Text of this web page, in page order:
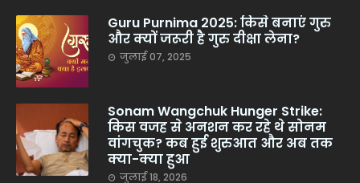
Guru Purnima 2025: किसे बनाएं गुरु
और क्यों जरूरी है गुरु दीक्षा लेना?
जुलाई 07, 2025
Sonam Wangchuk Hunger Strike:
किस वजह से अनशन कर रहे थे सोनम
वांगचुक? कब हुई शुरुआत और अब तक
क्या-क्या हुआ
जुलाई 18, 2026